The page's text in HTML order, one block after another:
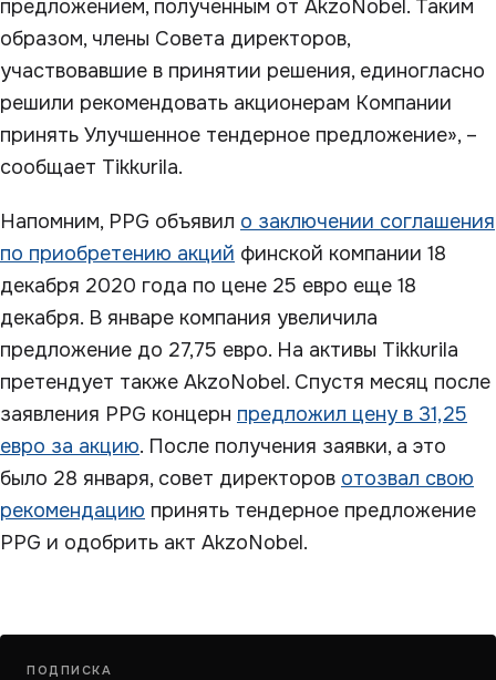
предложением, полученным от AkzoNobel. Таким
образом, члены Совета директоров,
участвовавшие в принятии решения, единогласно
решили рекомендовать акционерам Компании
принять Улучшенное тендерное предложение», –
сообщает Tikkurila.
Напомним, PPG объявил о заключении соглашения
по приобретению акций финской компании 18
декабря 2020 года по цене 25 евро еще 18
декабря. В январе компания увеличила
предложение до 27,75 евро. На активы Tikkurila
претендует также AkzoNobel. Спустя месяц после
заявления PPG концерн предложил цену в 31,25
евро за акцию. После получения заявки, а это
было 28 января, совет директоров отозвал свою
рекомендацию принять тендерное предложение
PPG и одобрить акт AkzoNobel.
ПОДПИСКА